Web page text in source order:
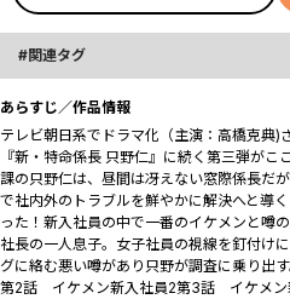
関連タグ
あらすじ／作品情報
テレビ朝日系でドラマ化（主演：高橋克典)
『新・特命係長 只野仁』に続く第三弾が
課の只野仁は、昼間は冴えない窓際係長だ
で社内外のトラブルを鮮やかに解決へと導
った――！新入社員の中で一番のイケメンと
社長の一人息子。女子社員の視線を釘付け
グに絡む悪い噂があり只野が調査に乗り出
第2話 イケメン新入社員2第3話 イケメ